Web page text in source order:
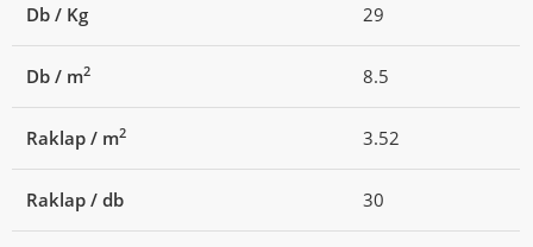
Db / Kg 29
Db / m2 8.5
Raklap / m2 3.52
Raklap / db 30